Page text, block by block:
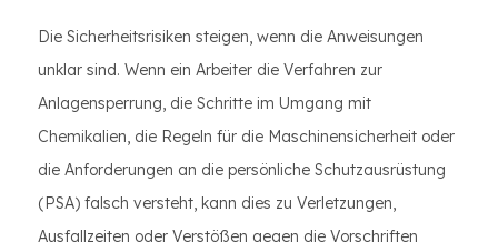
Die Sicherheitsrisiken steigen, wenn die Anweisungen
unklar sind. Wenn ein Arbeiter die Verfahren zur
Anlagensperrung, die Schritte im Umgang mit
Chemikalien, die Regeln für die Maschinensicherheit oder
die Anforderungen an die persönliche Schutzausrüstung
(PSA) falsch versteht, kann dies zu Verletzungen,
Ausfallzeiten oder Verstößen gegen die Vorschriften